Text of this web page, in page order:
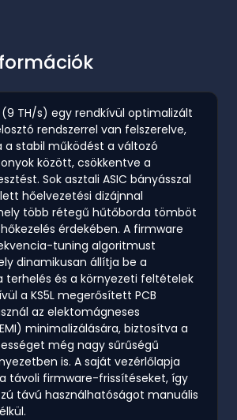
(9 TH/s) egy rendkívül optimalizált
rendszerrel van felszerelve,
a stabil működést a változó
között, csökkentve a
Sok asztali ASIC bányásszal
hőelvezetési dizájnnal
több rétegű hűtőborda tömböt
érdekében. A firmware
tuning algoritmust
dinamikusan állítja be a
és a környezeti feltételek
a KS5L megerősített PCB
az elektomágneses
minimalizálására, biztosítva a
még nagy sűrűségű
is. A saját vezérlőlapja
távoli firmware-frissítéseket, így
távú használhatóságot manuális